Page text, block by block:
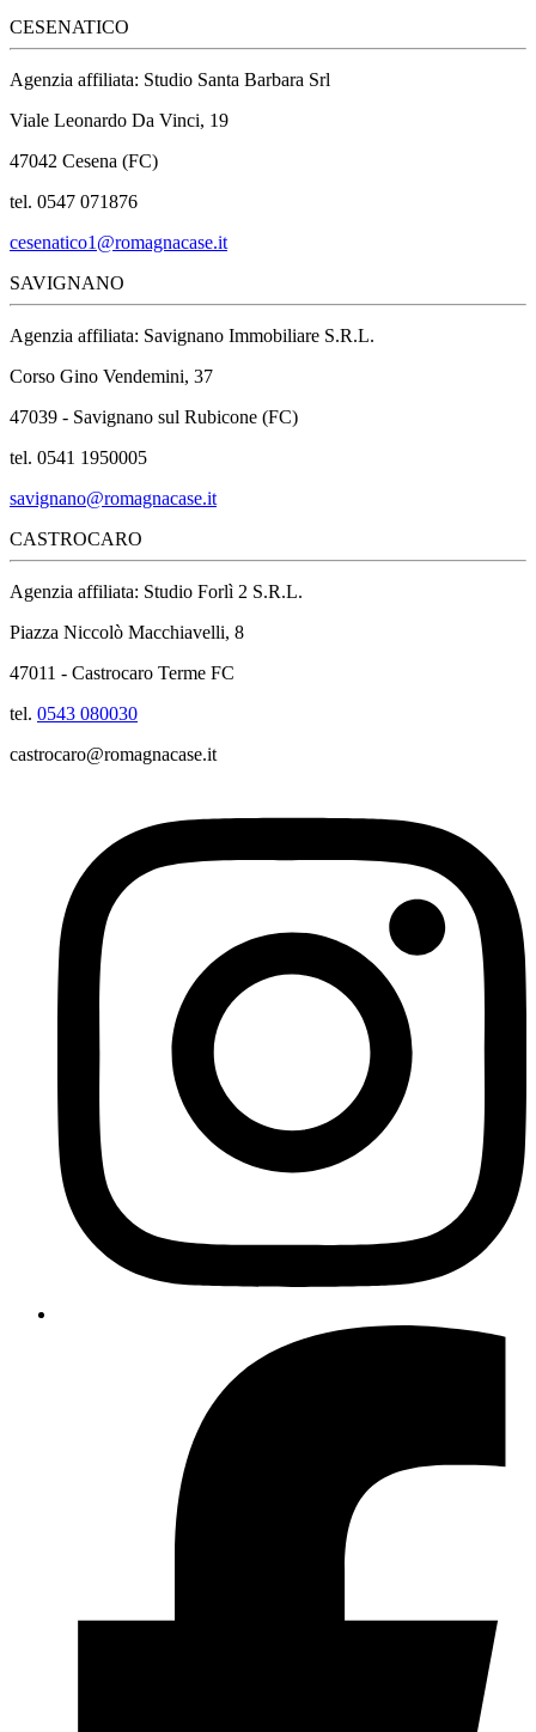
CESENATICO
Agenzia affiliata: Studio Santa Barbara Srl
Viale Leonardo Da Vinci, 19
47042 Cesena (FC)
tel. 0547 071876
cesenatico1@romagnacase.it
SAVIGNANO
Agenzia affiliata: Savignano Immobiliare S.R.L.
Corso Gino Vendemini, 37
47039 - Savignano sul Rubicone (FC)
tel. 0541 1950005
savignano@romagnacase.it
CASTROCARO
Agenzia affiliata: Studio Forlì 2 S.R.L.
Piazza Niccolò Macchiavelli, 8
47011 - Castrocaro Terme FC
tel. 0543 080030
castrocaro@romagnacase.it